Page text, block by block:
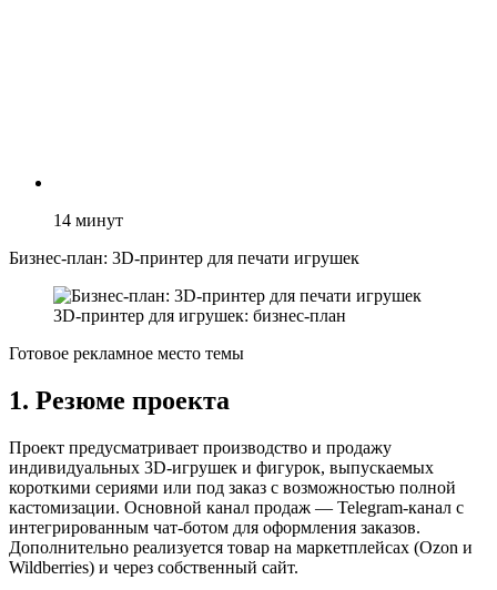
14 минут
Бизнес-план: 3D-принтер для печати игрушек
3D-принтер для игрушек: бизнес-план
Готовое рекламное место темы
1. Резюме проекта
Проект предусматривает производство и продажу
индивидуальных 3D-игрушек и фигурок, выпускаемых
короткими сериями или под заказ с возможностью полной
кастомизации. Основной канал продаж — Telegram-канал с
интегрированным чат-ботом для оформления заказов.
Дополнительно реализуется товар на маркетплейсах (Ozon и
Wildberries) и через собственный сайт.